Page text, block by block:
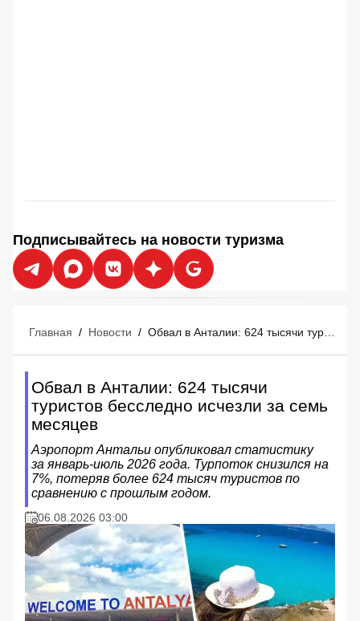
Подписывайтесь на новости туризма
Главная / Новости / Обвал в Анталии: 624 тысячи туристов бесследно исчезли за семь месяцев
Обвал в Анталии: 624 тысячи
туристов бесследно исчезли за семь
месяцев
Аэропорт Антальи опубликовал статистику
за январь-июль 2026 года. Турпоток снизился на
7%, потеряв более 624 тысяч туристов по
сравнению с прошлым годом.
06.08.2026 03:00